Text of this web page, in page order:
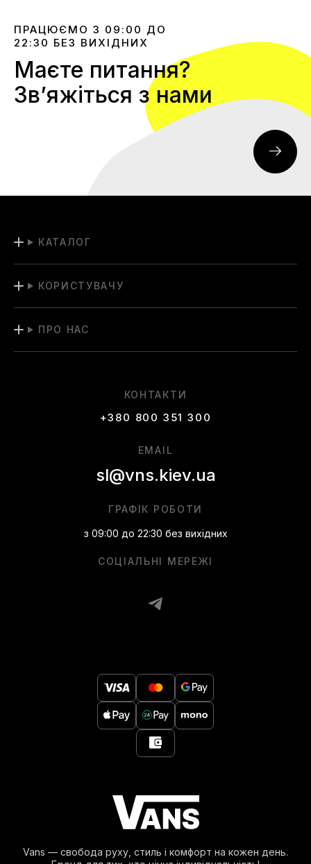
ПРАЦЮЄМО З 09:00 ДО
22:30 БЕЗ ВИХІДНИХ
Маєте питання?
Звʼяжіться з нами
Vans — свобода руху, стиль і комфорт на кожен день.
КАТАЛОГ
КОРИСТУВАЧУ
ПРО НАС
КОНТАКТИ
+380 800 351 300
СОЦІАЛЬНІ МЕРЕЖІ
ГРАФІК РОБОТИ
з 09:00 до 22:30 без вихідних
EMAIL
sl@vns.kiev.ua